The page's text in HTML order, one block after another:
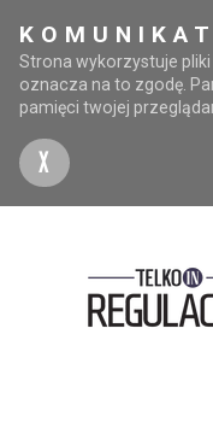
Strona wykorzystuje
oznacza na to zgodę.
pamięci twojej
X